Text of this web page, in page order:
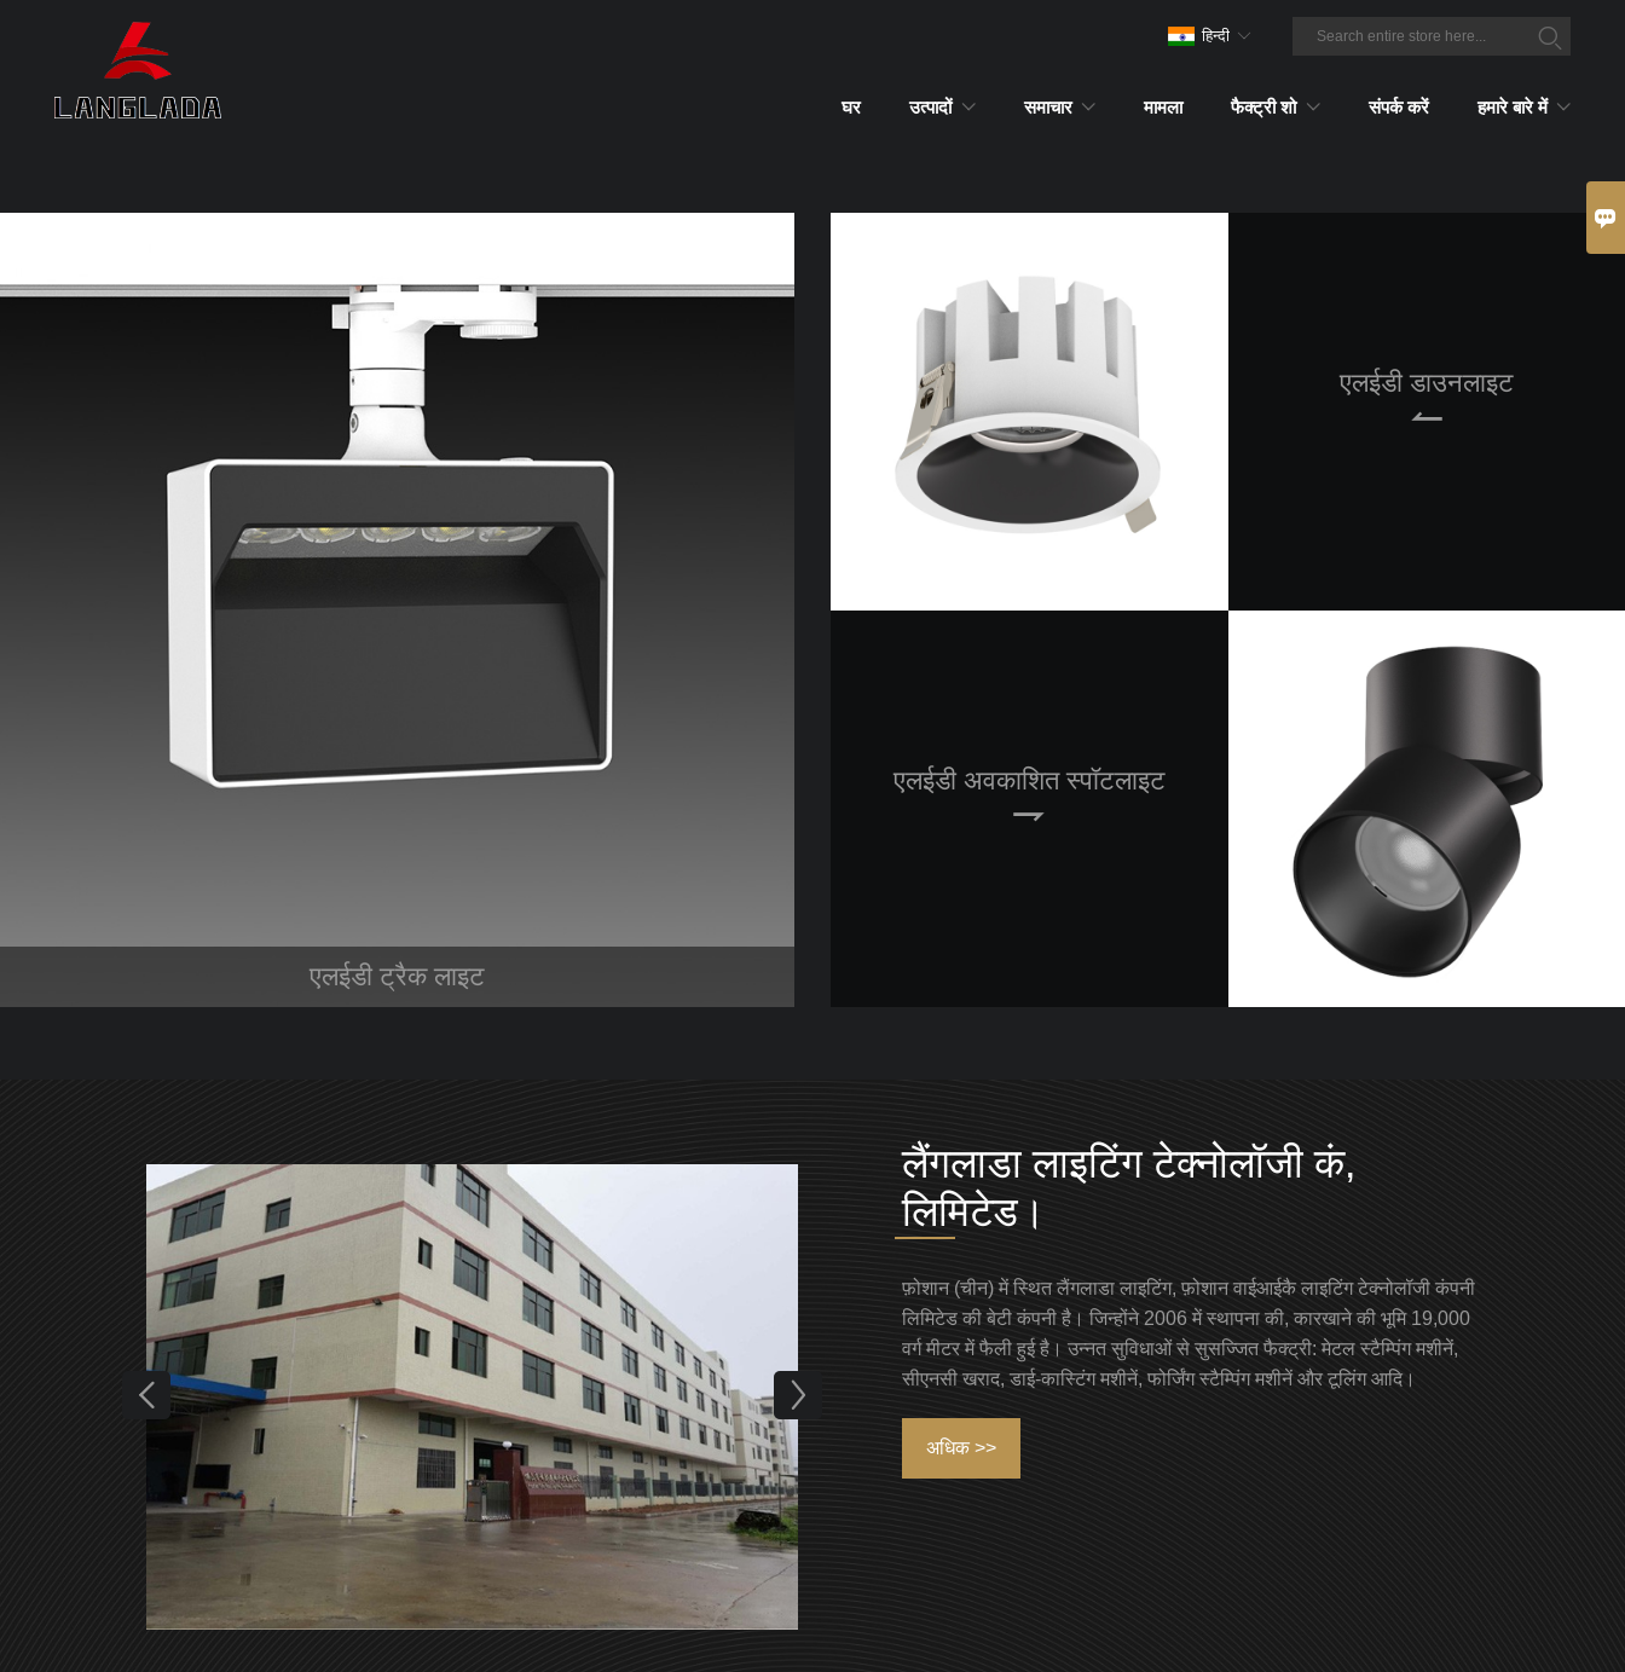
घर उत्पादों समाचार मामला फैक्ट्री शो संपर्क करें हमारे बारे में
हिन्दी
एलईडी ट्रैक लाइट
एलईडी डाउनलाइट

एलईडी अवकाशित स्पॉटलाइट

लैंगलाडा लाइटिंग टेक्नोलॉजी कं,
लिमिटेड।
फ़ोशान (चीन) में स्थित लैंगलाडा लाइटिंग, फ़ोशान वाईआईकै लाइटिंग टेक्नोलॉजी कंपनी
लिमिटेड की बेटी कंपनी है। जिन्होंने 2006 में स्थापना की, कारखाने की भूमि 19,000
वर्ग मीटर में फैली हुई है। उन्नत सुविधाओं से सुसज्जित फैक्ट्री: मेटल स्टैम्पिंग मशीनें,
सीएनसी खराद, डाई-कास्टिंग मशीनें, फोर्जिंग स्टैम्पिंग मशीनें और टूलिंग आदि।
अधिक >>
